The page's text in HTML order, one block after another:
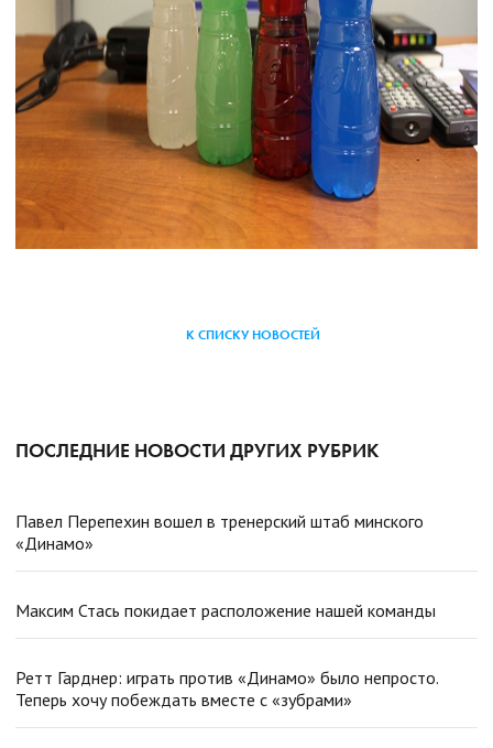
К СПИСКУ НОВОСТЕЙ
ПОСЛЕДНИЕ НОВОСТИ ДРУГИХ РУБРИК
Павел Перепехин вошел в тренерский штаб минского
«Динамо»
Максим Стась покидает расположение нашей команды
Ретт Гарднер: играть против «Динамо» было непросто.
Теперь хочу побеждать вместе с «зубрами»